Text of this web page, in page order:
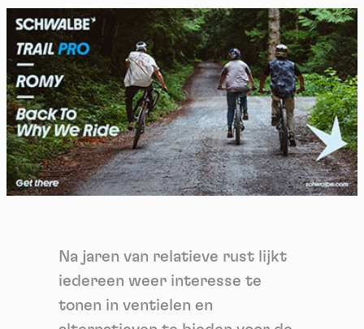
Na jaren van relatieve rust lijkt
iedereen weer interesse te
tonen in ventielen en